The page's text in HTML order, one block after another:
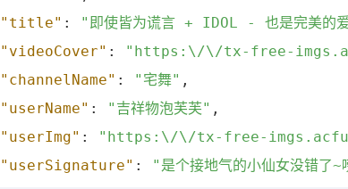
"title" : "即使皆为谎言 + IDOL - 也是完美的
"videoCover" :
"https:\/\/tx-free-
"channelName" : "宅舞" ,
"userName" : "吉祥物泡芙芙" ,
"userImg" : "https:\/\/tx-free-
"userSignature" : "是个接地气的小仙女没错了